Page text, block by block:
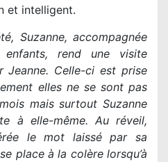
et intelligent.
Suzanne, accompagnée
rend une visite
Celle-ci est prise
elles ne se sont pas
mais surtout Suzanne
à elle-même. Au réveil,
le mot laissé par sa
place à la colère lorsqu’à